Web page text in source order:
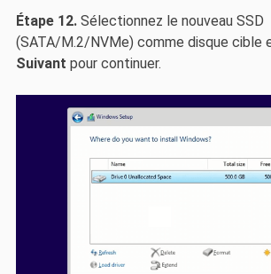
Étape 12.Sélectionnez le nouveau SSD
(SATA/M.2/NVMe) comme disque cible
Suivant pour continuer.